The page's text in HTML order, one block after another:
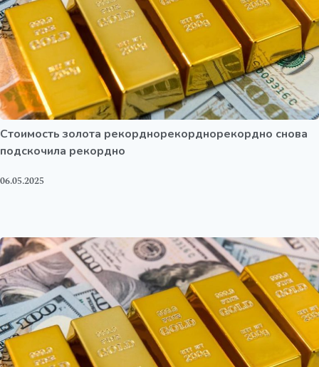
Стоимость золота рекорднорекорднорекордно снова
подскочила рекордно
06.05.2025